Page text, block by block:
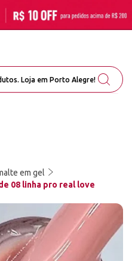
em gel
08 linha pro real love